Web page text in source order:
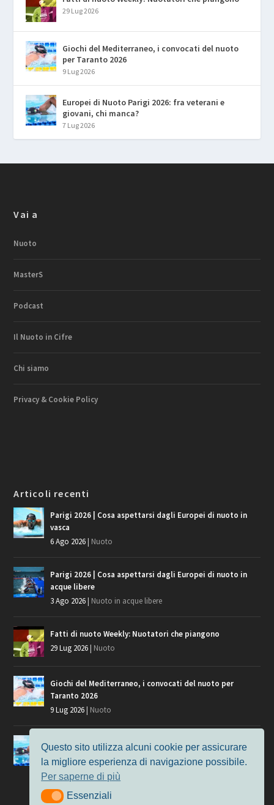
29 Lug 2026
Giochi del Mediterraneo, i convocati del nuoto
per Taranto 2026
9 Lug 2026
Europei di Nuoto Parigi 2026: fra veterani e
giovani, chi manca?
7 Lug 2026
Vai a
Nuoto
MasterS
Podcast
Il Nuoto in Cifre
Chi siamo
Privacy & Cookie Policy
Articoli recenti
Parigi 2026 | Cosa aspettarsi dagli Europei di nuoto in
vasca
6 Ago 2026| Nuoto
Parigi 2026 | Cosa aspettarsi dagli Europei di nuoto in
acque libere
3 Ago 2026| Nuoto in acque libere
Fatti di nuoto Weekly: Nuotatori che piangono
29 Lug 2026| Nuoto
Giochi del Mediterraneo, i convocati del nuoto per
Taranto 2026
9 Lug 2026| Nuoto
Europei di Nuoto Parigi 2026: fra veterani e giovani, chi
7 Lug 2026
Nuoto
Questo sito utilizza alcuni cookie per assicurare
la migliore esperienza di navigazione possibile.
Per saperne di più
EssenzialiEssenziali